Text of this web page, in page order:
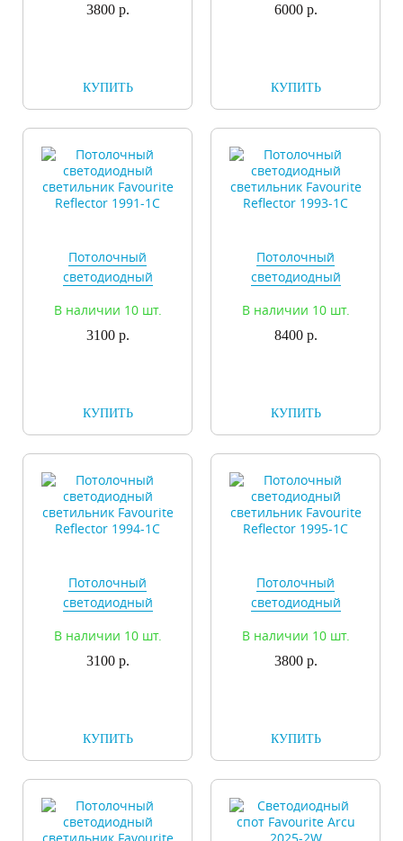
3800 р.
КУПИТЬ
6000 р.
КУПИТЬ
Потолочный
светодиодный
Reflector 1991-1C
В наличии 10 шт.
3100 р.
КУПИТЬ
Потолочный
светодиодный
Reflector 1993-1C
В наличии 10 шт.
8400 р.
КУПИТЬ
Потолочный
светодиодный
Reflector 1994-1C
В наличии 10 шт.
3100 р.
КУПИТЬ
Потолочный
светодиодный
Reflector 1995-1C
В наличии 10 шт.
3800 р.
КУПИТЬ